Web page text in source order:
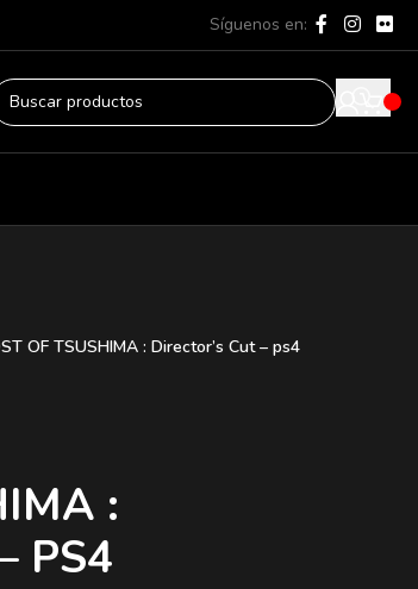
Síguenos en:
OF TSUSHIMA : Director’s Cut – ps4
:
PS4